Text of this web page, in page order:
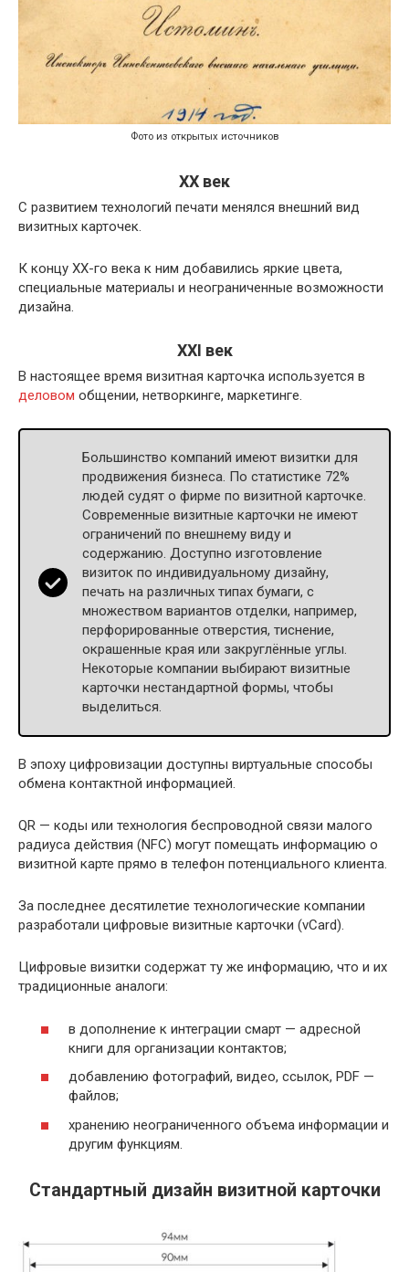
Фото из открытых источников
XX век
С развитием технологий печати менялся внешний вид
визитных карточек.
К концу XX-го века к ним добавились яркие цвета,
специальные материалы и неограниченные возможности
дизайна.
XXI век
В настоящее время визитная карточка используется в
деловом общении, нетворкинге, маркетинге.
Большинство компаний имеют визитки для
продвижения бизнеса. По статистике 72%
людей судят о фирме по визитной карточке.
Современные визитные карточки не имеют
ограничений по внешнему виду и
содержанию. Доступно изготовление
визиток по индивидуальному дизайну,
печать на различных типах бумаги, с
множеством вариантов отделки, например,
перфорированные отверстия, тиснение,
окрашенные края или закруглённые углы.
Некоторые компании выбирают визитные
карточки нестандартной формы, чтобы
выделиться.
В эпоху цифровизации доступны виртуальные способы
обмена контактной информацией.
QR — коды или технология беспроводной связи малого
радиуса действия (NFC) могут помещать информацию о
визитной карте прямо в телефон потенциального клиента.
За последнее десятилетие технологические компании
разработали цифровые визитные карточки (vCard).
Цифровые визитки содержат ту же информацию, что и их
традиционные аналоги:
в дополнение к интеграции смарт — адресной
книги для организации контактов;
добавлению фотографий, видео, ссылок, PDF —
файлов;
хранению неограниченного объема информации и
другим функциям.
Стандартный дизайн визитной карточки